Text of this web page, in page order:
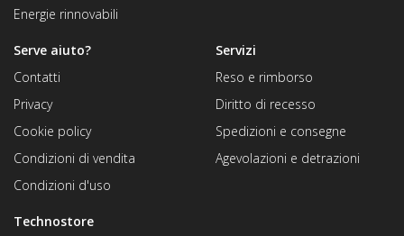
Energie rinnovabili
Technostore
Servizi
Reso e rimborso
Diritto di recesso
Spedizioni e consegne
Agevolazioni e detrazioni
Serve aiuto?
Contatti
Privacy
Cookie policy
Condizioni di vendita
Condizioni d'uso